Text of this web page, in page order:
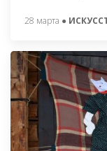
28 марта ●